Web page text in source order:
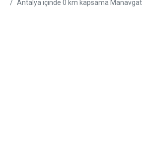
Antalya içinde 0 km kapsama Manavgat